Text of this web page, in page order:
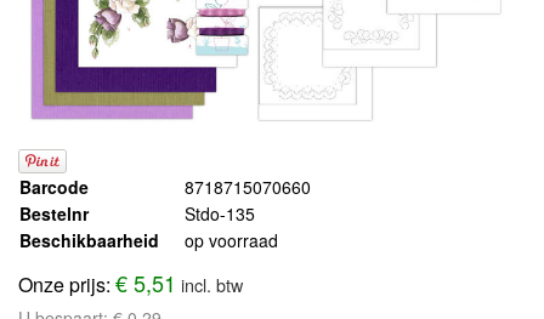
Barcode
8718715070660
Bestelnr
Stdo-135
Beschikbaarheid
op voorraad
Onze prijs: € 5,51 incl. btw